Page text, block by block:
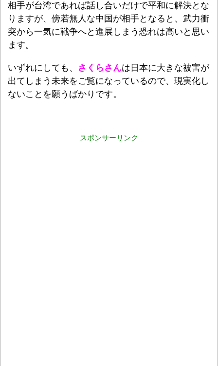
相手が台湾であれば話し合いだけで平和に解決とな
りますが、傍若無人な中国が相手となると、武力衝
突から一気に戦争へと進展しまう恐れは高いと思い
ます。
いずれにしても、 さくらさんは日本に大きな被害が
出てしまう未来をご覧になっているので、現実化し
ないことを願うばかりです。
スポンサーリンク